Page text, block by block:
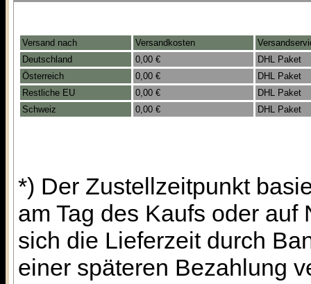
Versand nach Versandkosten
Deutschland
0,00 €
DHL Paket
Österreich
0,00 €
DHL Paket
Restliche EU
0,00 €
DHL Paket
Schweiz
0,00 € DHL Paket
*) Der Zustellzeitpunkt
am Tag des Kaufs oder
sich die Lieferzeit durch
einer späteren Bezahlung